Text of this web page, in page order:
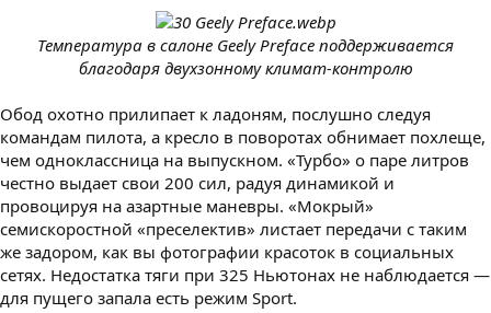
Температура в салоне Geely Preface поддерживается
благодаря двухзонному климат-контролю
Обод охотно прилипает к ладоням, послушно следуя
командам пилота, а кресло в поворотах обнимает похлеще,
чем одноклассница на выпускном. «Турбо» о паре литров
честно выдает свои 200 сил, радуя динамикой и
провоцируя на азартные маневры. «Мокрый»
семискоростной «преселектив» листает передачи с таким
же задором, как вы фотографии красоток в социальных
сетях. Недостатка тяги при 325 Ньютонах не наблюдается —
для пущего запала есть режим Sport.